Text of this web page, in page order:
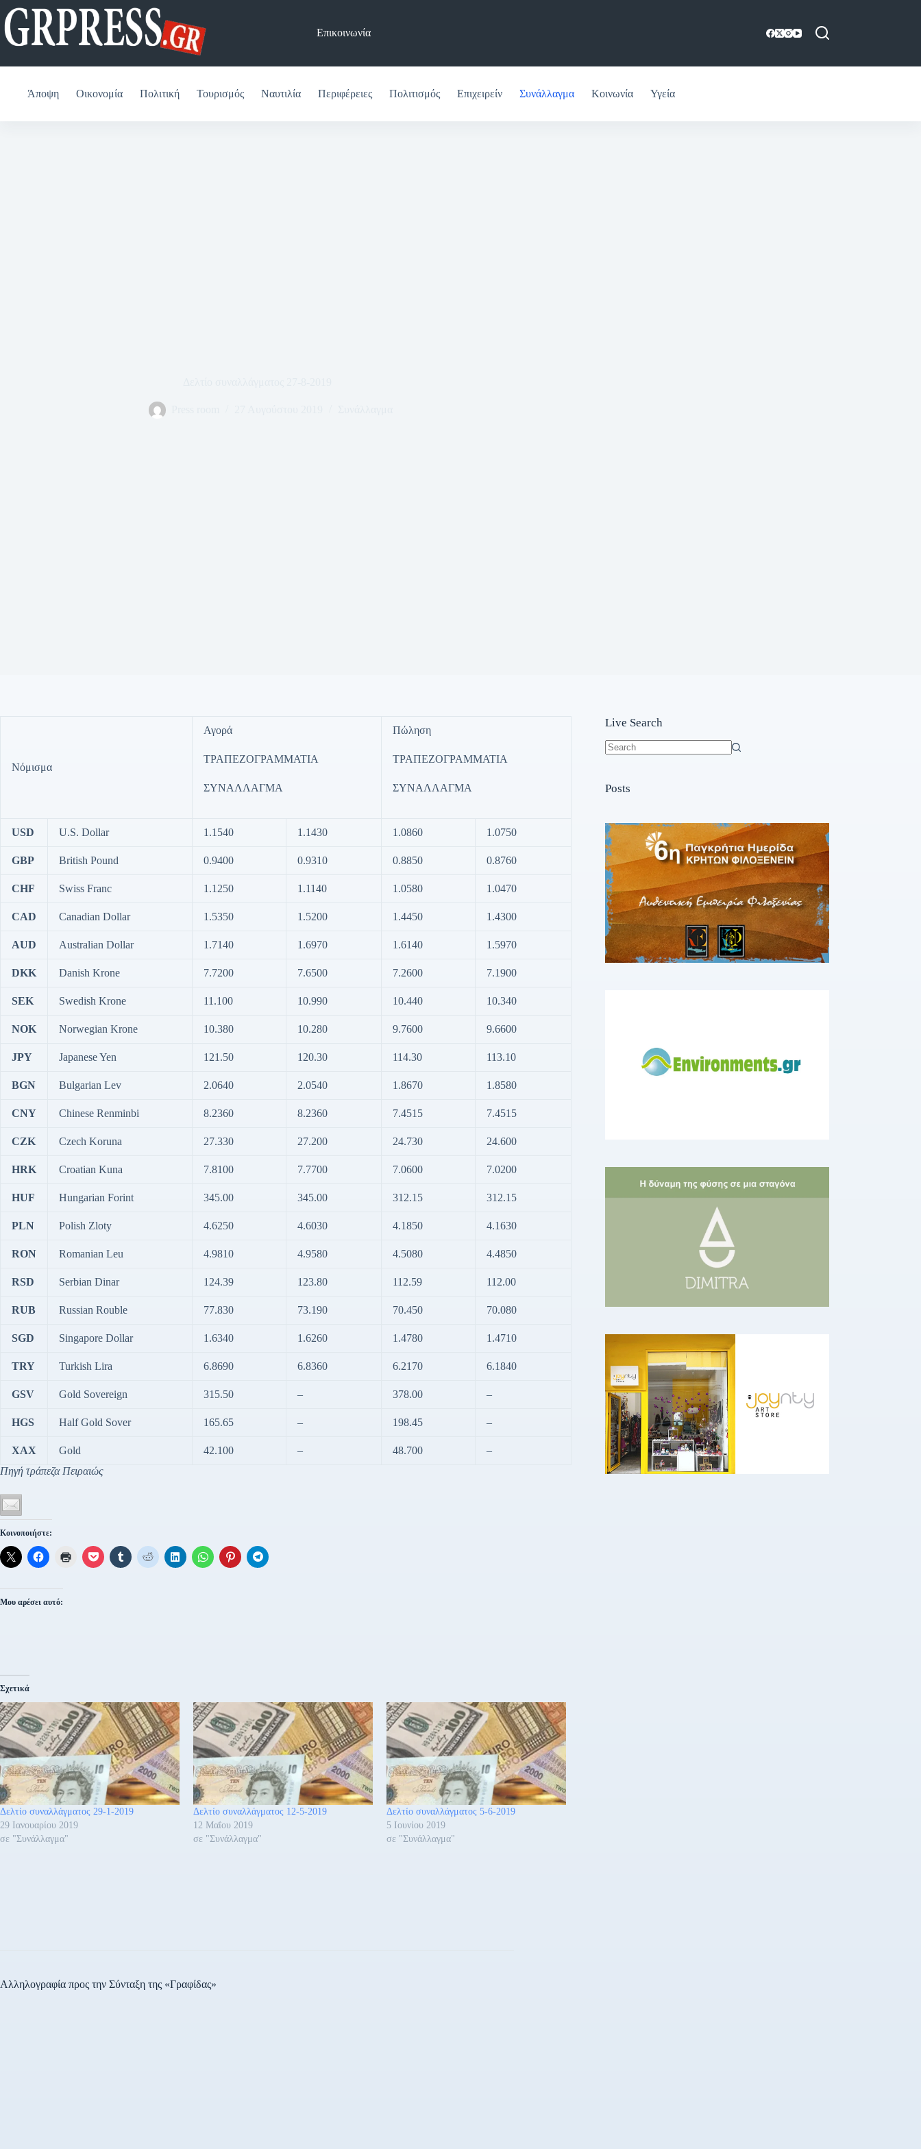
Μετάβαση
στο
περιεχόμενο
Επικοινωνία
Άποψη Οικονομία Πολιτική Τουρισμός Ναυτιλία Περιφέρειες Πολιτισμός Επιχειρείν Συνάλλαγμα Κοινωνία Υγεία
Νόμισμα
Αγορά
ΤΡΑΠΕΖΟΓΡΑΜΜΑΤΙΑ
ΣΥΝΑΛΛΑΓΜΑ
Πώληση
ΤΡΑΠΕΖΟΓΡΑΜΜΑΤΙΑ
ΣΥΝΑΛΛΑΓΜΑ
USD U.S. Dollar 1.1540 1.1430 1.0860 1.0750
GBP British Pound 0.9400 0.9310 0.8850 0.8760
CHF Swiss Franc 1.1250 1.1140 1.0580 1.0470
CAD Canadian Dollar 1.5350 1.5200 1.4450 1.4300
AUD Australian Dollar 1.7140 1.6970 1.6140 1.5970
DKK Danish Krone 7.7200 7.6500 7.2600 7.1900
SEK Swedish Krone 11.100 10.990 10.440 10.340
NOK Norwegian Krone 10.380 10.280 9.7600 9.6600
JPY Japanese Yen 121.50 120.30 114.30 113.10
BGN Bulgarian Lev 2.0640 2.0540 1.8670 1.8580
CNY Chinese Renminbi 8.2360 8.2360 7.4515 7.4515
CZK Czech Koruna 27.330 27.200 24.730 24.600
HRK Croatian Kuna 7.8100 7.7700 7.0600 7.0200
HUF Hungarian Forint 345.00 345.00 312.15 312.15
PLN Polish Zloty 4.6250 4.6030 4.1850 4.1630
RON Romanian Leu 4.9810 4.9580 4.5080 4.4850
RSD Serbian Dinar 124.39 123.80 112.59 112.00
RUB Russian Rouble 77.830 73.190 70.450 70.080
SGD Singapore Dollar 1.6340 1.6260 1.4780 1.4710
TRY Turkish Lira 6.8690 6.8360 6.2170 6.1840
GSV Gold Sovereign 315.50 – 378.00 –
HGS Half Gold Sover 165.65 – 198.45 –
XAX Gold 42.100 – 48.700
–
Πηγή τράπεζα Πειραιώς
Κοινοποιήστε:
Μου αρέσει αυτό:
Σχετικά
Δελτίο συναλλάγματος 29-1-2019
29 Ιανουαρίου 2019
σε "Συνάλλαγμα"
Δελτίο συναλλάγματος 12-5-2019
12 Μαΐου 2019
σε "Συνάλλαγμα"
Δελτίο συναλλάγματος 5-6-2019
5 Ιουνίου 2019
σε "Συνάλλαγμα"
Live Search
Posts
Αλληλογραφία προς την Σύνταξη της «Γραφίδας»